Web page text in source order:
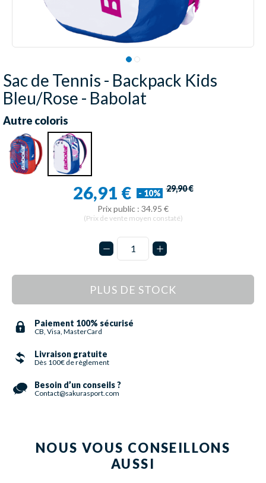
Sac de Tennis - Backpack Kids
Bleu/Rose - Babolat
Autre coloris
26,91 € - 10% 29,90 €
Prix public : 34.95 €
(Prix de vente moyen constaté)
PLUS DE STOCK
Paiement 100% sécurisé
CB, Visa, MasterCard
Livraison gratuite
Dès 100€ de règlement
Besoin d’un conseils ?
Contact@sakurasport.com
NOUS VOUS CONSEILLONS
AUSSI